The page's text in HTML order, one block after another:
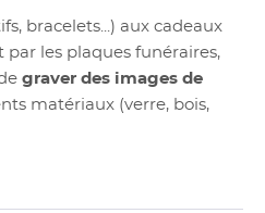
bracelets...) aux cadeaux
par les plaques funéraires,
graver des images de
matériaux (verre, bois,